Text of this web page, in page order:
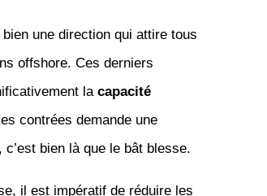
une direction qui attire tous
offshore. Ces derniers
la capacité
contrées demande une
c’est bien là que le bât blesse.
il est impératif de réduire les